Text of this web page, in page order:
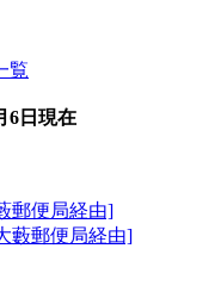
覧
6日 現在
郵便局経由]
藪郵便局経由]